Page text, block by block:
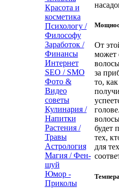
Красота и
косметика
Психологу /
Философу
Заработок /
Финансы
Интернет
SEO / SMO
Фото &
Видео
советы
Кулинария /
Напитки
Растения /
Травы
Астрология
Магия / Фен-
шуй
Юмор -
Приколы
От
может
за
то,
будет
тех,
для